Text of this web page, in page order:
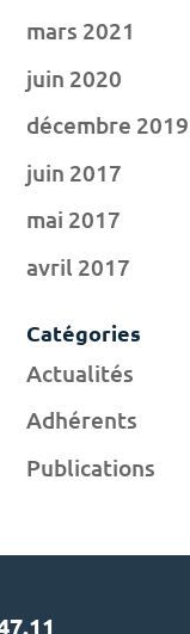
mars 2021
juin 2020
décembre 2019
juin 2017
mai 2017
avril 2017
Catégories
Actualités
Adhérents
Publications